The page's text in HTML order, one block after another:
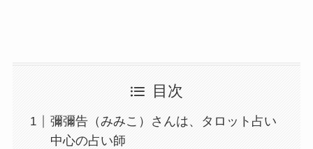
目次
彌彌告（みみこ）さんは、タロット占い
中心の占い師